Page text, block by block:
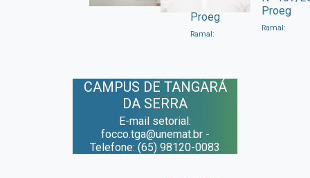
157/2026-
Proeg
Ramal:
Proeg
Ramal:
CAMPUS DE TANGARÁ
DA SERRA
E-mail setorial:
focco.tga@unemat.br -
Telefone: (65) 98120-0083